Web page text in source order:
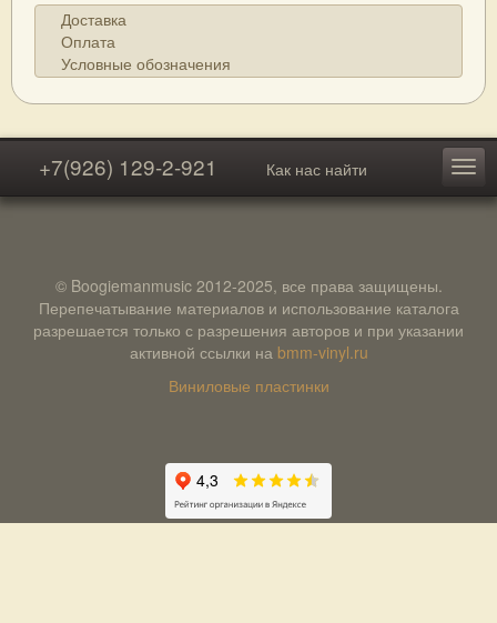
Доставка
Оплата
Условные обозначения
+7(926) 129-2-921 Как нас найти
© Boogiemanmusic 2012-2025, все права защищены.
Перепечатывание материалов и использование каталога
разрешается только с разрешения авторов и при указании
активной ссылки на bmm-vinyl.ru
Виниловые пластинки